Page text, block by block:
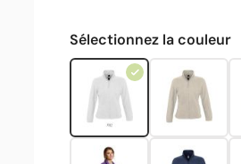
Sélectionnez la couleur